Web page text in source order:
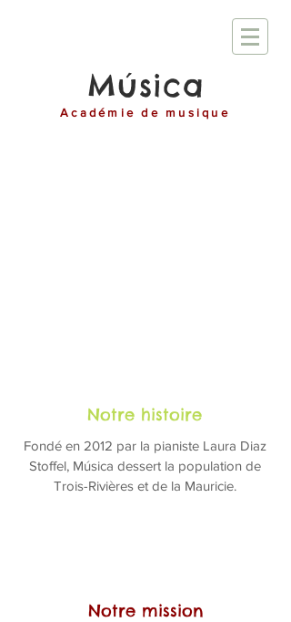
Música
Académie de musique
Notre histoire
Notre mission
Fondé en 2012 par la pianiste Laura Diaz
Stoffel, Música dessert la population de
Trois-Rivières et de la Mauricie.